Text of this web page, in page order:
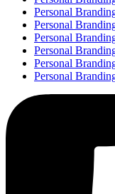
Personal
Personal
Personal
Personal
Personal
Personal